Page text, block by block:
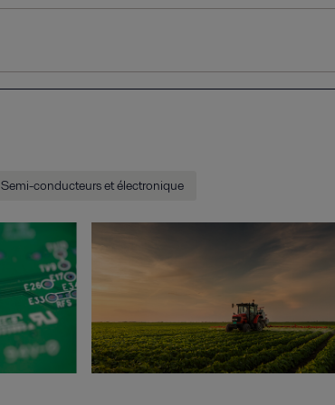
Semi-conducteurs et électronique